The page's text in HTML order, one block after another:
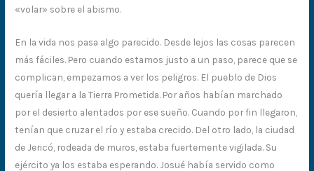
«volar» sobre el abismo.
En la vida nos pasa algo parecido. Desde lejos las cosas parecen
más fáciles. Pero cuando estamos justo a un paso, parece que se
complican, empezamos a ver los peligros. El pueblo de Dios
quería llegar a la Tierra Prometida. Por años habían marchado
por el desierto alentados por ese sueño. Cuando por fin llegaron,
tenían que cruzar el río y estaba crecido. Del otro lado, la ciudad
de Jericó, rodeada de muros, estaba fuertemente vigilada. Su
ejército ya los estaba esperando. Josué había servido como